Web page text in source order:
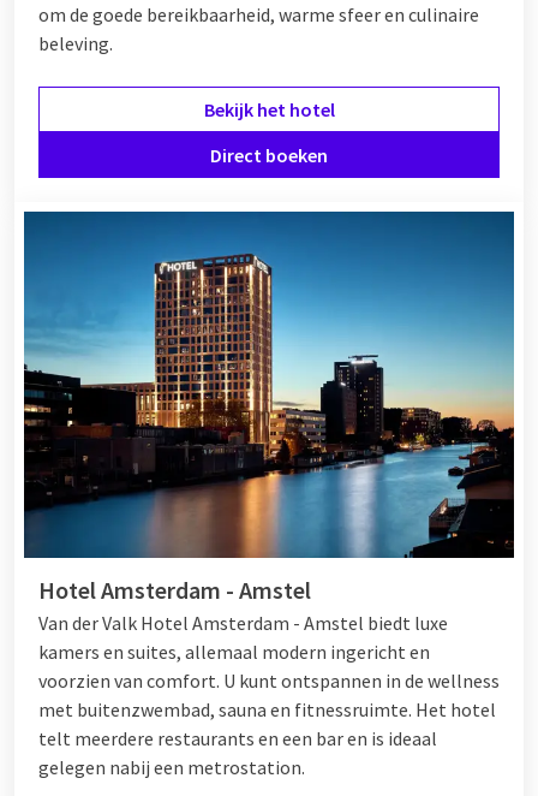
om de goede bereikbaarheid, warme sfeer en culinaire
beleving.
Bekijk het hotel
Direct boeken
Hotel Amsterdam - Amstel
Van der Valk Hotel Amsterdam - Amstel biedt luxe
kamers en suites, allemaal modern ingericht en
voorzien van comfort. U kunt ontspannen in de wellness
met buitenzwembad, sauna en fitnessruimte. Het hotel
telt meerdere restaurants en een bar en is ideaal
gelegen nabij een metrostation.